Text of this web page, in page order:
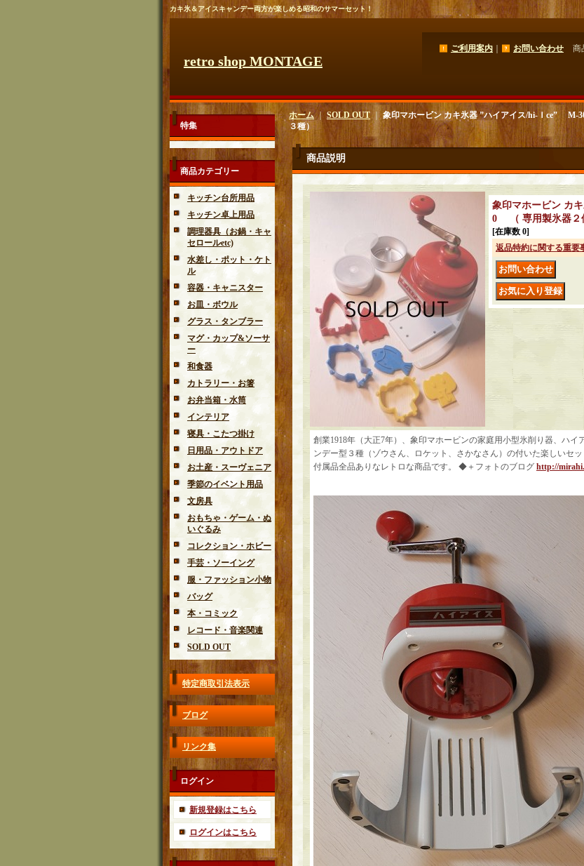
カキ氷＆アイスキャンデー両方が楽しめる昭和のサマーセット！
retro shop MONTAGE
ご利用案内 お問い合わせ 商
特集
商品カテゴリー
キッチン台所用品
キッチン卓上用品
調理器具（お鍋・キャ
セロールetc)
水差し・ポット・ケト
ル
容器・キャニスター
お皿・ボウル
グラス・タンブラー
マグ・カップ&ソーサ
ー
和食器
カトラリー・お箸
お弁当箱・水筒
インテリア
寝具・こたつ掛け
日用品・アウトドア
お土産・スーヴェニア
季節のイベント用品
文房具
おもちゃ・ゲーム・ぬ
いぐるみ
コレクション・ホビー
手芸・ソーイング
服・ファッション小物
バッグ
本・コミック
レコード・音楽関連
SOLD OUT
特定商取引法表示
ブログ
リンク集
ログイン
新規登録はこちら
ログインはこちら
ホーム｜ SOLD OUT｜ 象印マホービン カキ氷器 ”ハイアイス/hi-Ｉce”
３種）
商品説明
象印マホービン カ
0 （ 専用製氷器２
[在庫数 0]
返品特約に関する重要
創業1918年（大正7年）、象印マホービンの家庭用小型氷削り器、ハイ
ンデー型３種（ゾウさん、ロケット、さかなさん）の付いた楽しいセ
付属品全品ありなレトロな商品です。 ◆＋フォトのブログ http://